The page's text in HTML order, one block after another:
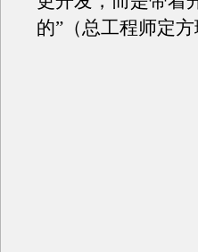
的”（总工程师定方